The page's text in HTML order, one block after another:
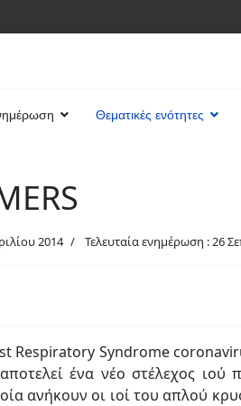
Θεματικές ενότητες
2014 Τελευταία ενημέρωση : 26
Respiratory Syndrome
ένα νέο στέλεχος ιού
ανήκουν οι ιοί του απλού